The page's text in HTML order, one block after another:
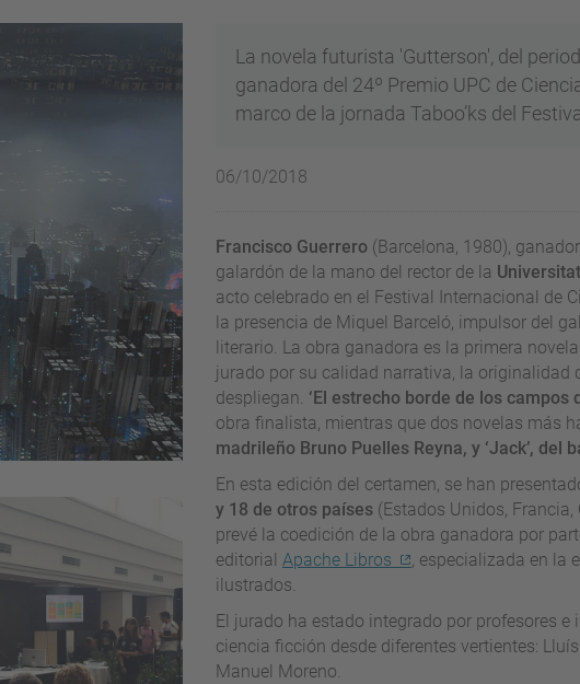
La novela futurista 'Gutterson', del
ganadora del 24º Premio UPC de
marco de la jornada Taboo’ks del
06/10/2018
Francisco Guerrero(Barcelona, 1980),
galardón de la mano del rector de la
acto celebrado en el Festival Internacional de
la presencia de Miquel Barceló, impulsor del
literario. La obra ganadora es la primera
jurado por su calidad narrativa, la originalidad
despliegan. ‘El estrecho borde de los campos
obra finalista, mientras que dos novelas más
madrileño Bruno Puelles Reyna, y ‘Jack’, del
En esta edición del certamen, se han
y 18 de otros países (Estados Unidos,
prevé la coedición de la obra ganadora por
editorial Apache Libros
, especializada en la
ilustrados.
El jurado ha estado integrado por profesores
ciencia ficción desde diferentes vertientes:
Manuel Moreno.